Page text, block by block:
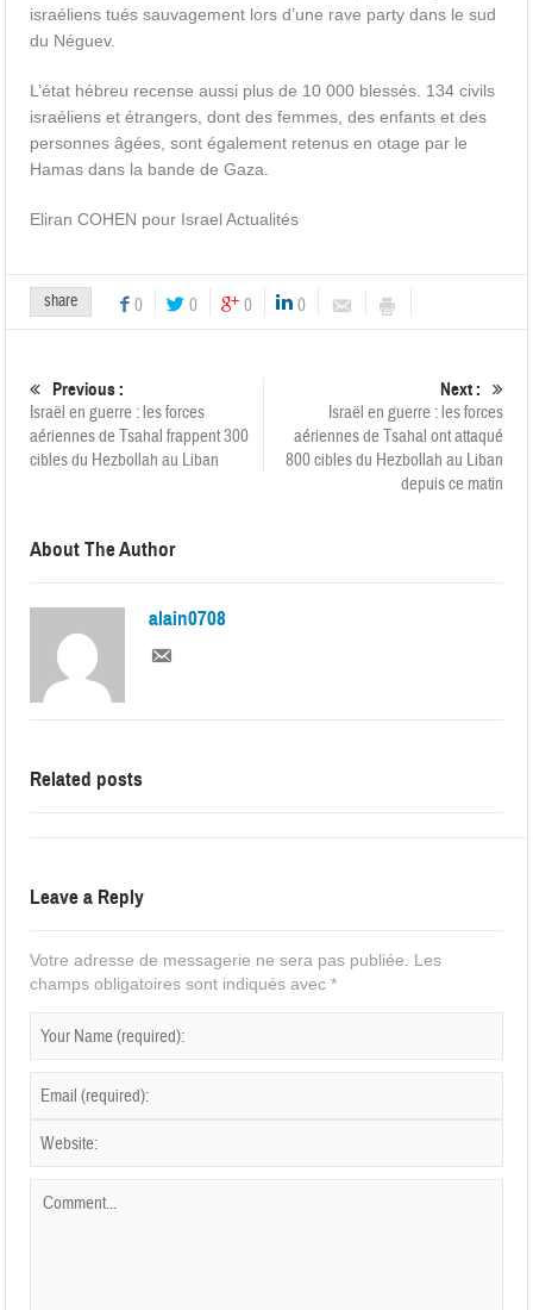
israéliens tués sauvagement lors d’une rave party dans le sud
du Néguev.
L’état hébreu recense aussi plus de 10 000 blessés. 134 civils
israéliens et étrangers, dont des femmes, des enfants et des
personnes âgées, sont également retenus en otage par le
Hamas dans la bande de Gaza.
Eliran COHEN pour Israel Actualités
share 0 0 0 0
Previous :
Israël en guerre : les forces
aériennes de Tsahal frappent 300
cibles du Hezbollah au Liban
Next :
Israël en guerre : les forces
aériennes de Tsahal ont attaqué
800 cibles du Hezbollah au Liban
depuis ce matin
About The Author
alain0708
Related posts
Leave a Reply
Votre adresse de messagerie ne sera pas publiée. Les
champs obligatoires sont indiqués avec*